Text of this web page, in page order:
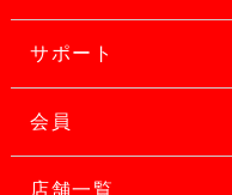
サポート
会員
店舗一覧